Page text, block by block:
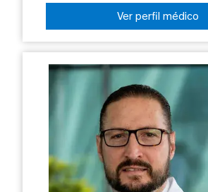
Ver perfil médico